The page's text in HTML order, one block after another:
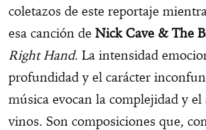
coletazos de este reportaje
esa canción de Nick Cave & The
Right Hand. La intensidad
profundidad y el carácter
música evocan la complejidad y el
vinos. Son composiciones que,